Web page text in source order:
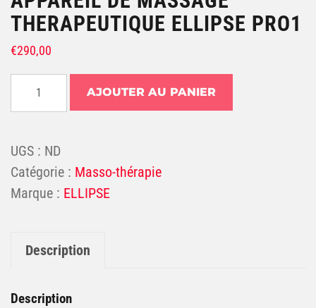
THERAPEUTIQUE ELLIPSE PRO1
€290,00
quantité de APPAREIL DE MASSAGE
AJOUTER AU PANIER
UGS : ND
Catégorie : Masso-thérapie
ELLIPSE
Description
Description